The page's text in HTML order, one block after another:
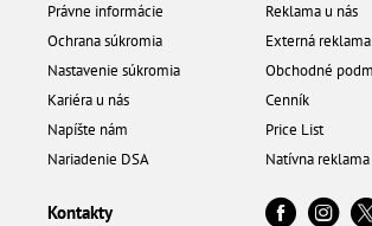
Právne informácie
Ochrana súkromia
Nastavenie súkromia
Kariéra u nás
Napíšte nám
Nariadenie DSA
Reklama u nás
Externá reklama
Obchodné
Cenník
Price List
Natívna reklama
Kontakty